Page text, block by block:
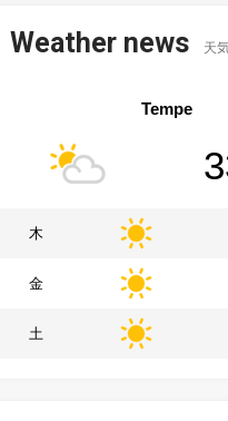
Weather news 天
Tempe
木
金
土